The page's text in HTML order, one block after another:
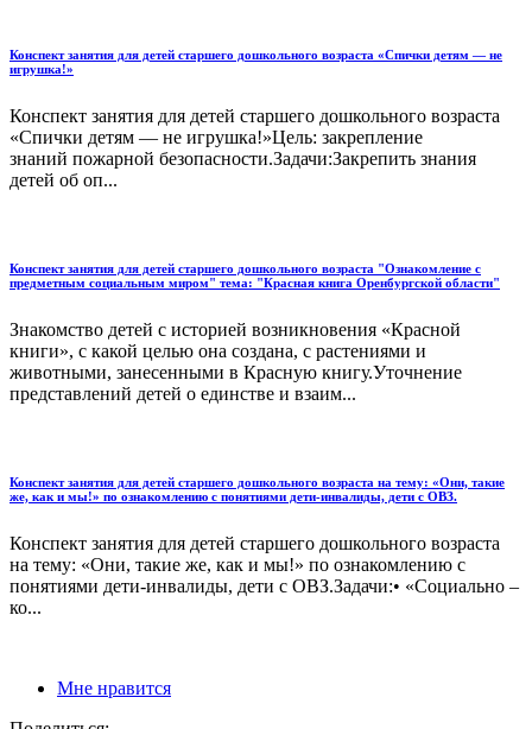
Конспект занятия для детей старшего дошкольного возраста «Спички детям — не
игрушка!»
Конспект занятия для детей старшего дошкольного возраста
«Спички детям — не игрушка!»Цель: закрепление
знаний пожарной безопасности.Задачи:Закрепить знания
детей об оп...
Конспект занятия для детей старшего дошкольного возраста "Ознакомление с
предметным социальным миром" тема: "Красная книга Оренбургской области"
Знакомство детей с историей возникновения «Красной
книги», с какой целью она создана, с растениями и
животными, занесенными в Красную книгу.Уточнение
представлений детей о единстве и взаим...
Конспект занятия для детей старшего дошкольного возраста на тему: «Они, такие
же, как и мы!» по ознакомлению с понятиями дети-инвалиды, дети с ОВЗ.
Конспект занятия для детей старшего дошкольного возраста
на тему: «Они, такие же, как и мы!» по ознакомлению с
понятиями дети-инвалиды, дети с ОВЗ.Задачи:• «Социально –
ко...
Мне нравится